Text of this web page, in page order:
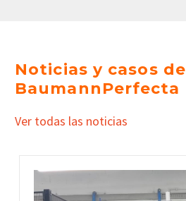
Noticias y casos
BaumannPerfecta
Ver todas las noticias